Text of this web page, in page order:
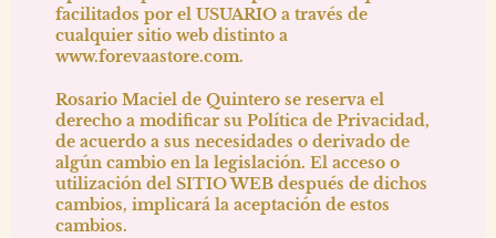
facilitados por el USUARIO a través de
cualquier sitio web distinto a
www.forevaastore.com.
Rosario Maciel de Quintero se reserva el
derecho a modificar su Política de Privacidad,
de acuerdo a sus necesidades o derivado de
algún cambio en la legislación. El acceso o
utilización del SITIO WEB después de dichos
cambios, implicará la aceptación de estos
cambios.